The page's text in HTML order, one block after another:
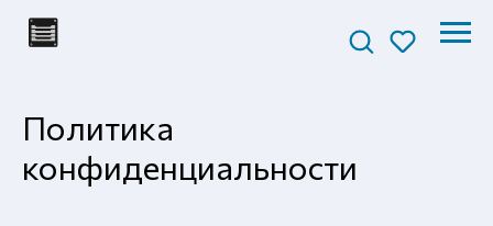
Политика
конфиденциальности